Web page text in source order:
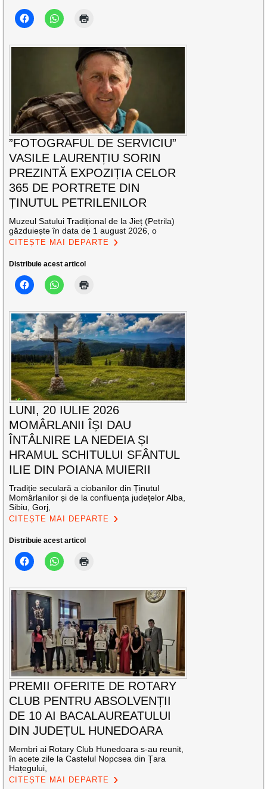
”FOTOGRAFUL DE SERVICIU”
VASILE LAURENȚIU SORIN
PREZINTĂ EXPOZIȚIA CELOR
365 DE PORTRETE DIN
ȚINUTUL PETRILENILOR
Muzeul Satului Tradițional de la Jieț (Petrila)
găzduiește în data de 1 august 2026, o
CITEȘTE MAI DEPARTE
Distribuie acest articol
LUNI, 20 IULIE 2026
MOMÂRLANII ÎȘI DAU
ÎNTÂLNIRE LA NEDEIA ȘI
HRAMUL SCHITULUI SFÂNTUL
ILIE DIN POIANA MUIERII
Tradiție seculară a ciobanilor din Ținutul
Momârlanilor și de la confluența județelor Alba,
Sibiu, Gorj,
CITEȘTE MAI DEPARTE
Distribuie acest articol
PREMII OFERITE DE ROTARY
CLUB PENTRU ABSOLVENȚII
DE 10 AI BACALAUREATULUI
DIN JUDEȚUL HUNEDOARA
Membri ai Rotary Club Hunedoara s-au reunit,
în acete zile la Castelul Nopcsea din Țara
Hațegului,
CITEȘTE MAI DEPARTE